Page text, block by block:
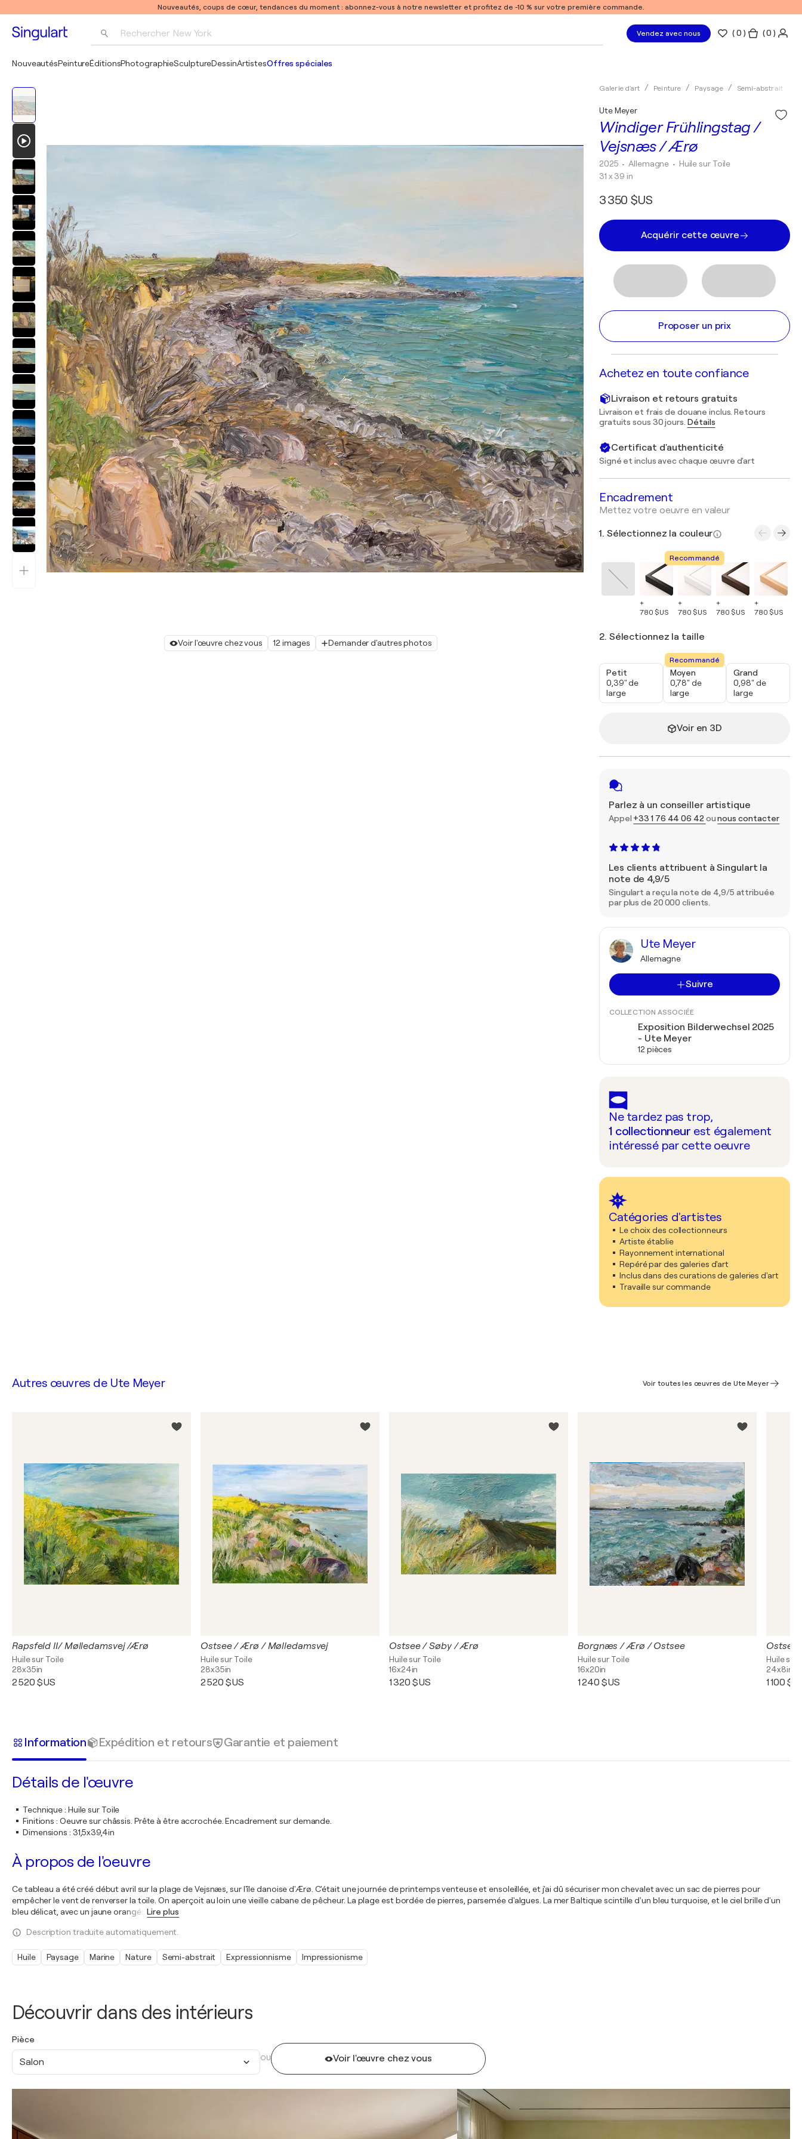
Nouveautés, coups de cœur, tendances du moment : abonnez-vous à notre newsletter et profitez de -10 % sur votre première commande.
Rechercher New York Vendez avec nous (0 ) ( 0 )
NouveautésPeintureÉditionsPhotographieSculptureDessinArtistesOffres spéciales
Voir l'œuvre chez vous 12 images Demander d'autres photos
Galerie d'art Peinture Paysage Semi-abstrait
Windiger Frühlingstag /
Vejsnæs / Ærø
Ute Meyer
2025 • Allemagne • Huile sur Toile
31 x 39 in
3 350 $US
Acquérir cette œuvre
Proposer un prix
Achetez en toute confiance
Livraison et retours gratuits
Livraison et frais de douane inclus. Retours
gratuits sous 30 jours. Détails
Certificat d'authenticité
Signé et inclus avec chaque œuvre d'art
Encadrement
Mettez votre oeuvre en valeur
1. Sélectionnez la couleur
+
780 $US
Recommandé
+
780 $US
+
780 $US
+
780 $US
2. Sélectionnez la taille
Petit
0,39" de
large
Recommandé
Moyen
0,78" de
large
Grand
0,98" de
large
Voir en 3D
Parlez à un conseiller artistique
Appel +33 1 76 44 06 42 ounous contacter
Les clients attribuent à Singulart la
note de 4,9/5
Singulart a reçu la note de 4,9/5 attribuée
par plus de 20 000 clients.
Ute Meyer
Allemagne
Suivre
COLLECTION ASSOCIÉE
Exposition Bilderwechsel 2025
- Ute Meyer
12 pièces
Ne tardez pas trop,
1 collectionneur est également
intéressé par cette oeuvre
Catégories d'artistes
Le choix des collectionneurs
Artiste établie
Rayonnement international
Repéré par des galeries d'art
Inclus dans des curations de galeries d'art
Travaille sur commande
Découvrir dans des intérieurs
Pièce
Salon OU Voir l'œuvre chez vous
Autres œuvres de Ute Meyer Voir toutes les œuvres de Ute Meyer
Rapsfeld II/ Mølledamsvej /Ærø
Huile sur Toile
28x35in
2 520 $US
Ostsee / Ærø / Mølledamsvej
Huile sur Toile
28x35in
2 520 $US
Ostsee / Søby / Ærø
Huile sur Toile
16x24in
1 320 $US
Borgnæs / Ærø / Ostsee
Huile sur Toile
16x20in
1 240 $US
Huile sur
24x8in
1 100
Information Expédition et retours Garantie et paiement
Détails de l'œuvre
Technique: Huile sur Toile
Finitions : Oeuvre sur châssis. Prête à être accrochée. Encadrement sur demande.
Dimensions : 31,5x39,4in
À propos de l'oeuvre
Ce tableau a été créé début avril sur la plage de Vejsnæs, sur l'île danoise d'Ærø. C'était une journée de printemps venteuse et ensoleillée, et j'ai dû sécuriser mon chevalet avec un sac de pierres pour
empêcher le vent de renverser la toile. On aperçoit au loin une vieille cabane de pêcheur. La plage est bordée de pierres, parsemée d'algues. La mer Baltique scintille d'un bleu turquoise, et le ciel brille d'un
bleu délicat, avec un jaune orangé
Lire plus
Description traduite automatiquement.
Huile Paysage Marine Nature Semi-abstrait Expressionnisme Impressionisme